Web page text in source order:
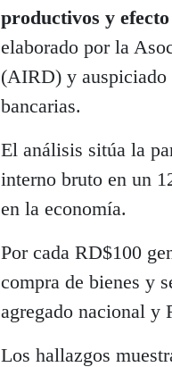
productivos y
elaborado por la
(AIRD) y auspiciado
bancarias.
El análisis sitúa la
interno bruto en un
en la economía.
Por cada RD$100
compra de bienes y
agregado nacional y
Los hallazgos